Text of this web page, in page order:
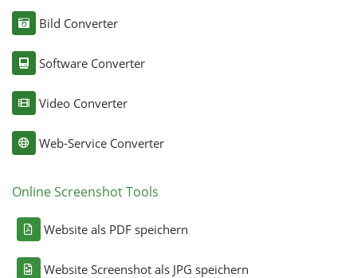
Bild Converter
Software Converter
Video Converter
Web-Service Converter
Online Screenshot Tools
Website als PDF speichern
Website Screenshot als JPG speichern